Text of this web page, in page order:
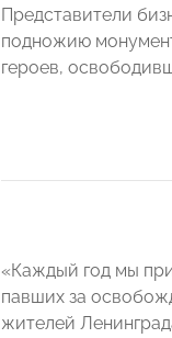
Представители
подножию
героев,
«Каждый год мы
павших за
жителей